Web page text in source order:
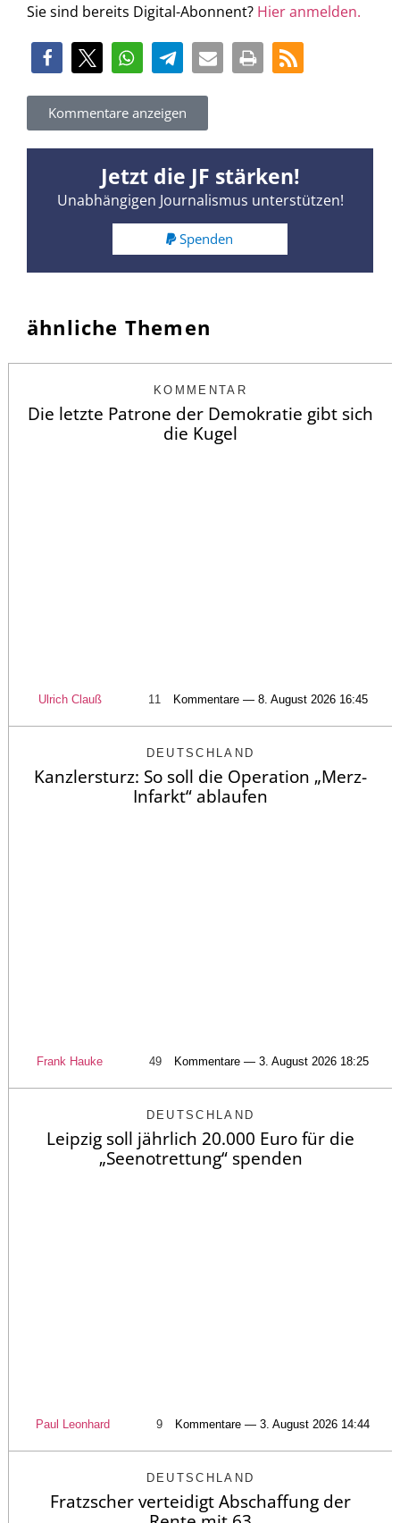
Sie sind bereits Digital-Abonnent? Hier anmelden.
Kommentare anzeigen
Jetzt die JF stärken!
Unabhängigen Journalismus unterstützen!
Spenden
ähnliche Themen
KOMMENTAR
Die letzte Patrone der Demokratie gibt sich
die Kugel
Ulrich Clauß 11 Kommentare — 8. August 2026 16:45
DEUTSCHLAND
Kanzlersturz: So soll die Operation „Merz-
Infarkt“ ablaufen
Frank Hauke 49 Kommentare — 3. August 2026 18:25
DEUTSCHLAND
Leipzig soll jährlich 20.000 Euro für die
„Seenotrettung“ spenden
Paul Leonhard 9 Kommentare — 3. August 2026 14:44
DEUTSCHLAND
Fratzscher verteidigt Abschaffung der